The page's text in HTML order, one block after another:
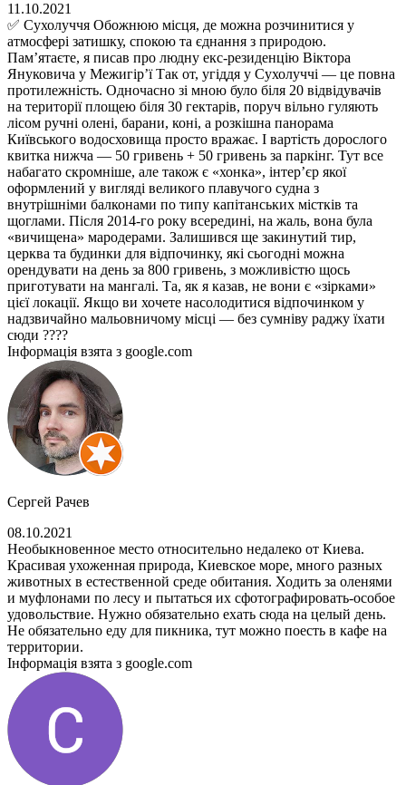
11.10.2021
✅ Сухолуччя Обожнюю місця, де можна розчинитися у
атмосфері затишку, спокою та єднання з природою.
Пам’ятаєте, я писав про людну екс-резиденцію Віктора
Януковича у Межигір’ї Так от, угіддя у Сухолуччі — це повна
протилежність. Одночасно зі мною було біля 20 відвідувачів
на території площею біля 30 гектарів, поруч вільно гуляють
лісом ручні олені, барани, коні, а розкішна панорама
Київського водосховища просто вражає. І вартість дорослого
квитка нижча — 50 гривень + 50 гривень за паркінг. Тут все
набагато скромніше, але також є «хонка», інтер’єр якої
оформлений у вигляді великого плавучого судна з
внутрішніми балконами по типу капітанських містків та
щоглами. Після 2014-го року всередині, на жаль, вона була
«вичищена» мародерами. Залишився ще закинутий тир,
церква та будинки для відпочинку, які сьогодні можна
орендувати на день за 800 гривень, з можливістю щось
приготувати на мангалі. Та, як я казав, не вони є «зірками»
цієї локації. Якщо ви хочете насолодитися відпочинком у
надзвичайно мальовничому місці — без сумніву раджу їхати
сюди ????
Інформація взята з google.com
Сергей Рачев
08.10.2021
Необыкновенное место относительно недалеко от Киева.
Красивая ухоженная природа, Киевское море, много разных
животных в естественной среде обитания. Ходить за оленями
и муфлонами по лесу и пытаться их сфотографировать-особое
удовольствие. Нужно обязательно ехать сюда на целый день.
Не обязательно еду для пикника, тут можно поесть в кафе на
территории.
Інформація взята з google.com